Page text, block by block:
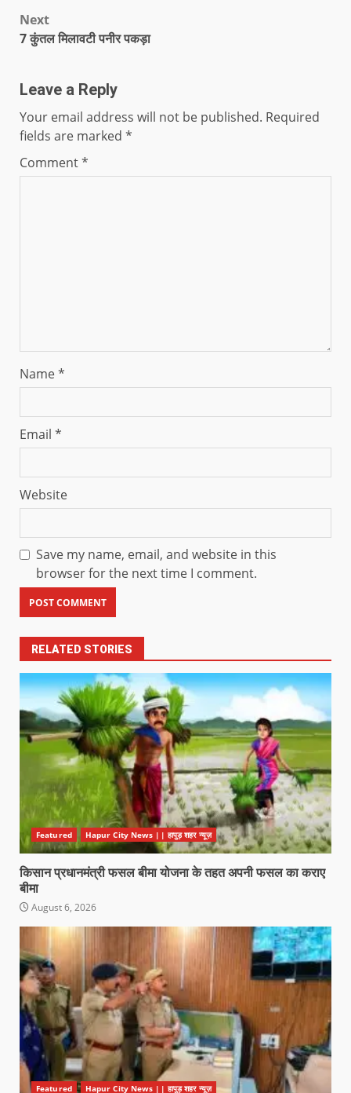
Next
7 कुंतल मिलावटी पनीर पकड़ा
Leave a Reply
Your email address will not be published. Required
fields are marked *
Comment*
Name*
Email *
Website
Save my name, email, and website in this
browser for the next time I comment.
RELATED STORIES
Featured Hapur City News || हापुड़ शहर न्यूज़
किसान प्रधानमंत्री फसल बीमा योजना के तहत अपनी फसल का कराए
बीमा
August 6, 2026
Featured Hapur City News || हापुड़ शहर न्यूज़